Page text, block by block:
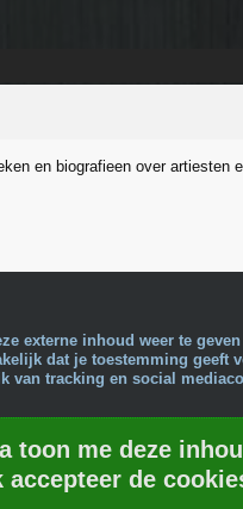
en biografieen over artiesten
externe inhoud weer te
dat je toestemming geeft
van tracking en social
toon me deze
accepteer de